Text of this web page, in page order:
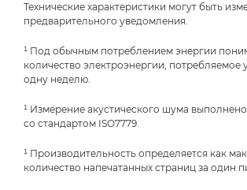
Технические характеристики могут быть
предварительного уведомления.
¹ Под обычным потреблением энергии
количество электроэнергии, потребляемое
одну неделю.
¹ Измерение акустического шума выполнено
со стандартом ISO7779.
¹ Производительность определяется как
количество напечатанных страниц за один